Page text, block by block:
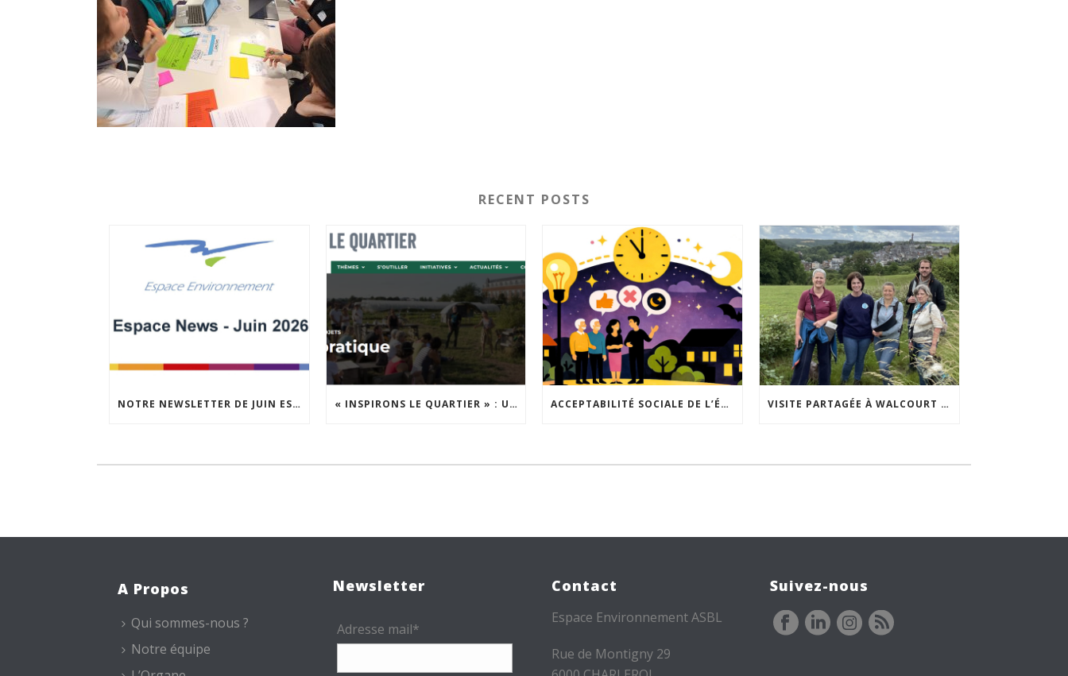
RECENT POSTS
NOTRE NEWSLETTER DE JUIN EST EN LIGNE ! « INSPIRONS LE QUARTIER » : UN NOUVEL APPEL À PROJETS EST LANCÉ ! ACCEPTABILITÉ SOCIALE DE L’ÉCLAIRAGE NOCTURNE : LE REPLAY EST DISPONIBLE VISITE PARTAGÉE À WALCOURT : UNE DÉMARCHE PARTICIPATIVE ANIMÉE PAR ESPACE ENVIRONNEMENT
A Propos
Qui sommes-nous ?
Notre équipe
Newsletter
Adresse mail*
Contact
Espace Environnement ASBL
Rue de Montigny 29
Suivez-nous